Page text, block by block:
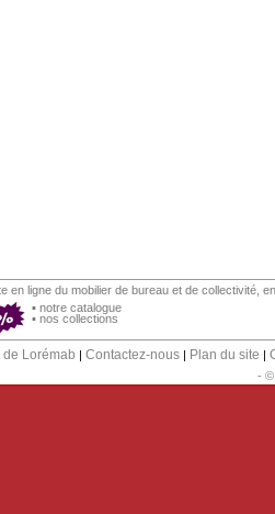
en ligne du mobilier de bureau et de collectivité ,
▪ notre catalogue
▪ nos collections
de Lorémab | Contactez-nous | Plan du site |
- ©